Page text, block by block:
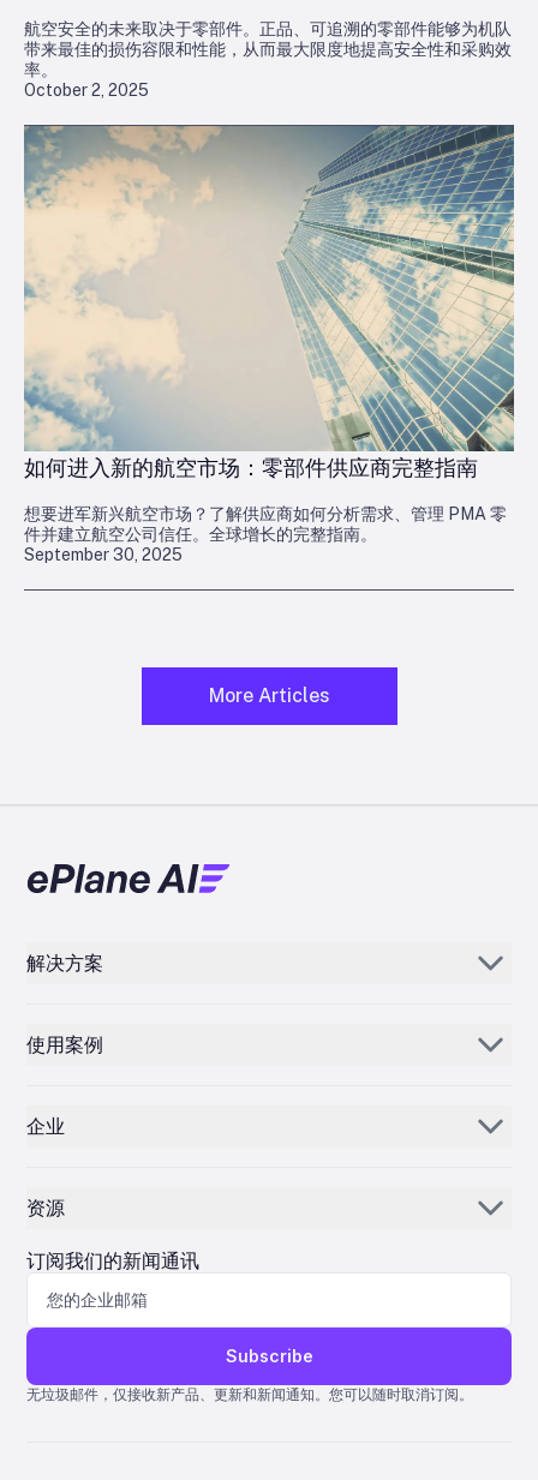
October 2, 2025
航空安全的未来取决于零部件。正品、可追溯的零部件能够为机队
带来最佳的损伤容限和性能，从而最大限度地提高安全性和采购效
率。
September 30, 2025
如何进入新的航空市场：零部件供应商完整指南
想要进军新兴航空市场？了解供应商如何分析需求、管理 PMA 零
件并建立航空公司信任。全球增长的完整指南。
More Articles
解决方案
电子邮件 AI
控制中心
使用案例
MROs
AEC
制造
生命科学
企业
为什么选择 ePlane AI
职业发展
联系我们
资源
新闻
博客
协助
量子 ERP
订阅我们的新闻通讯
Subscribe
无垃圾邮件，仅接收新产品、更新和新闻通知。您可以随时取消订阅。